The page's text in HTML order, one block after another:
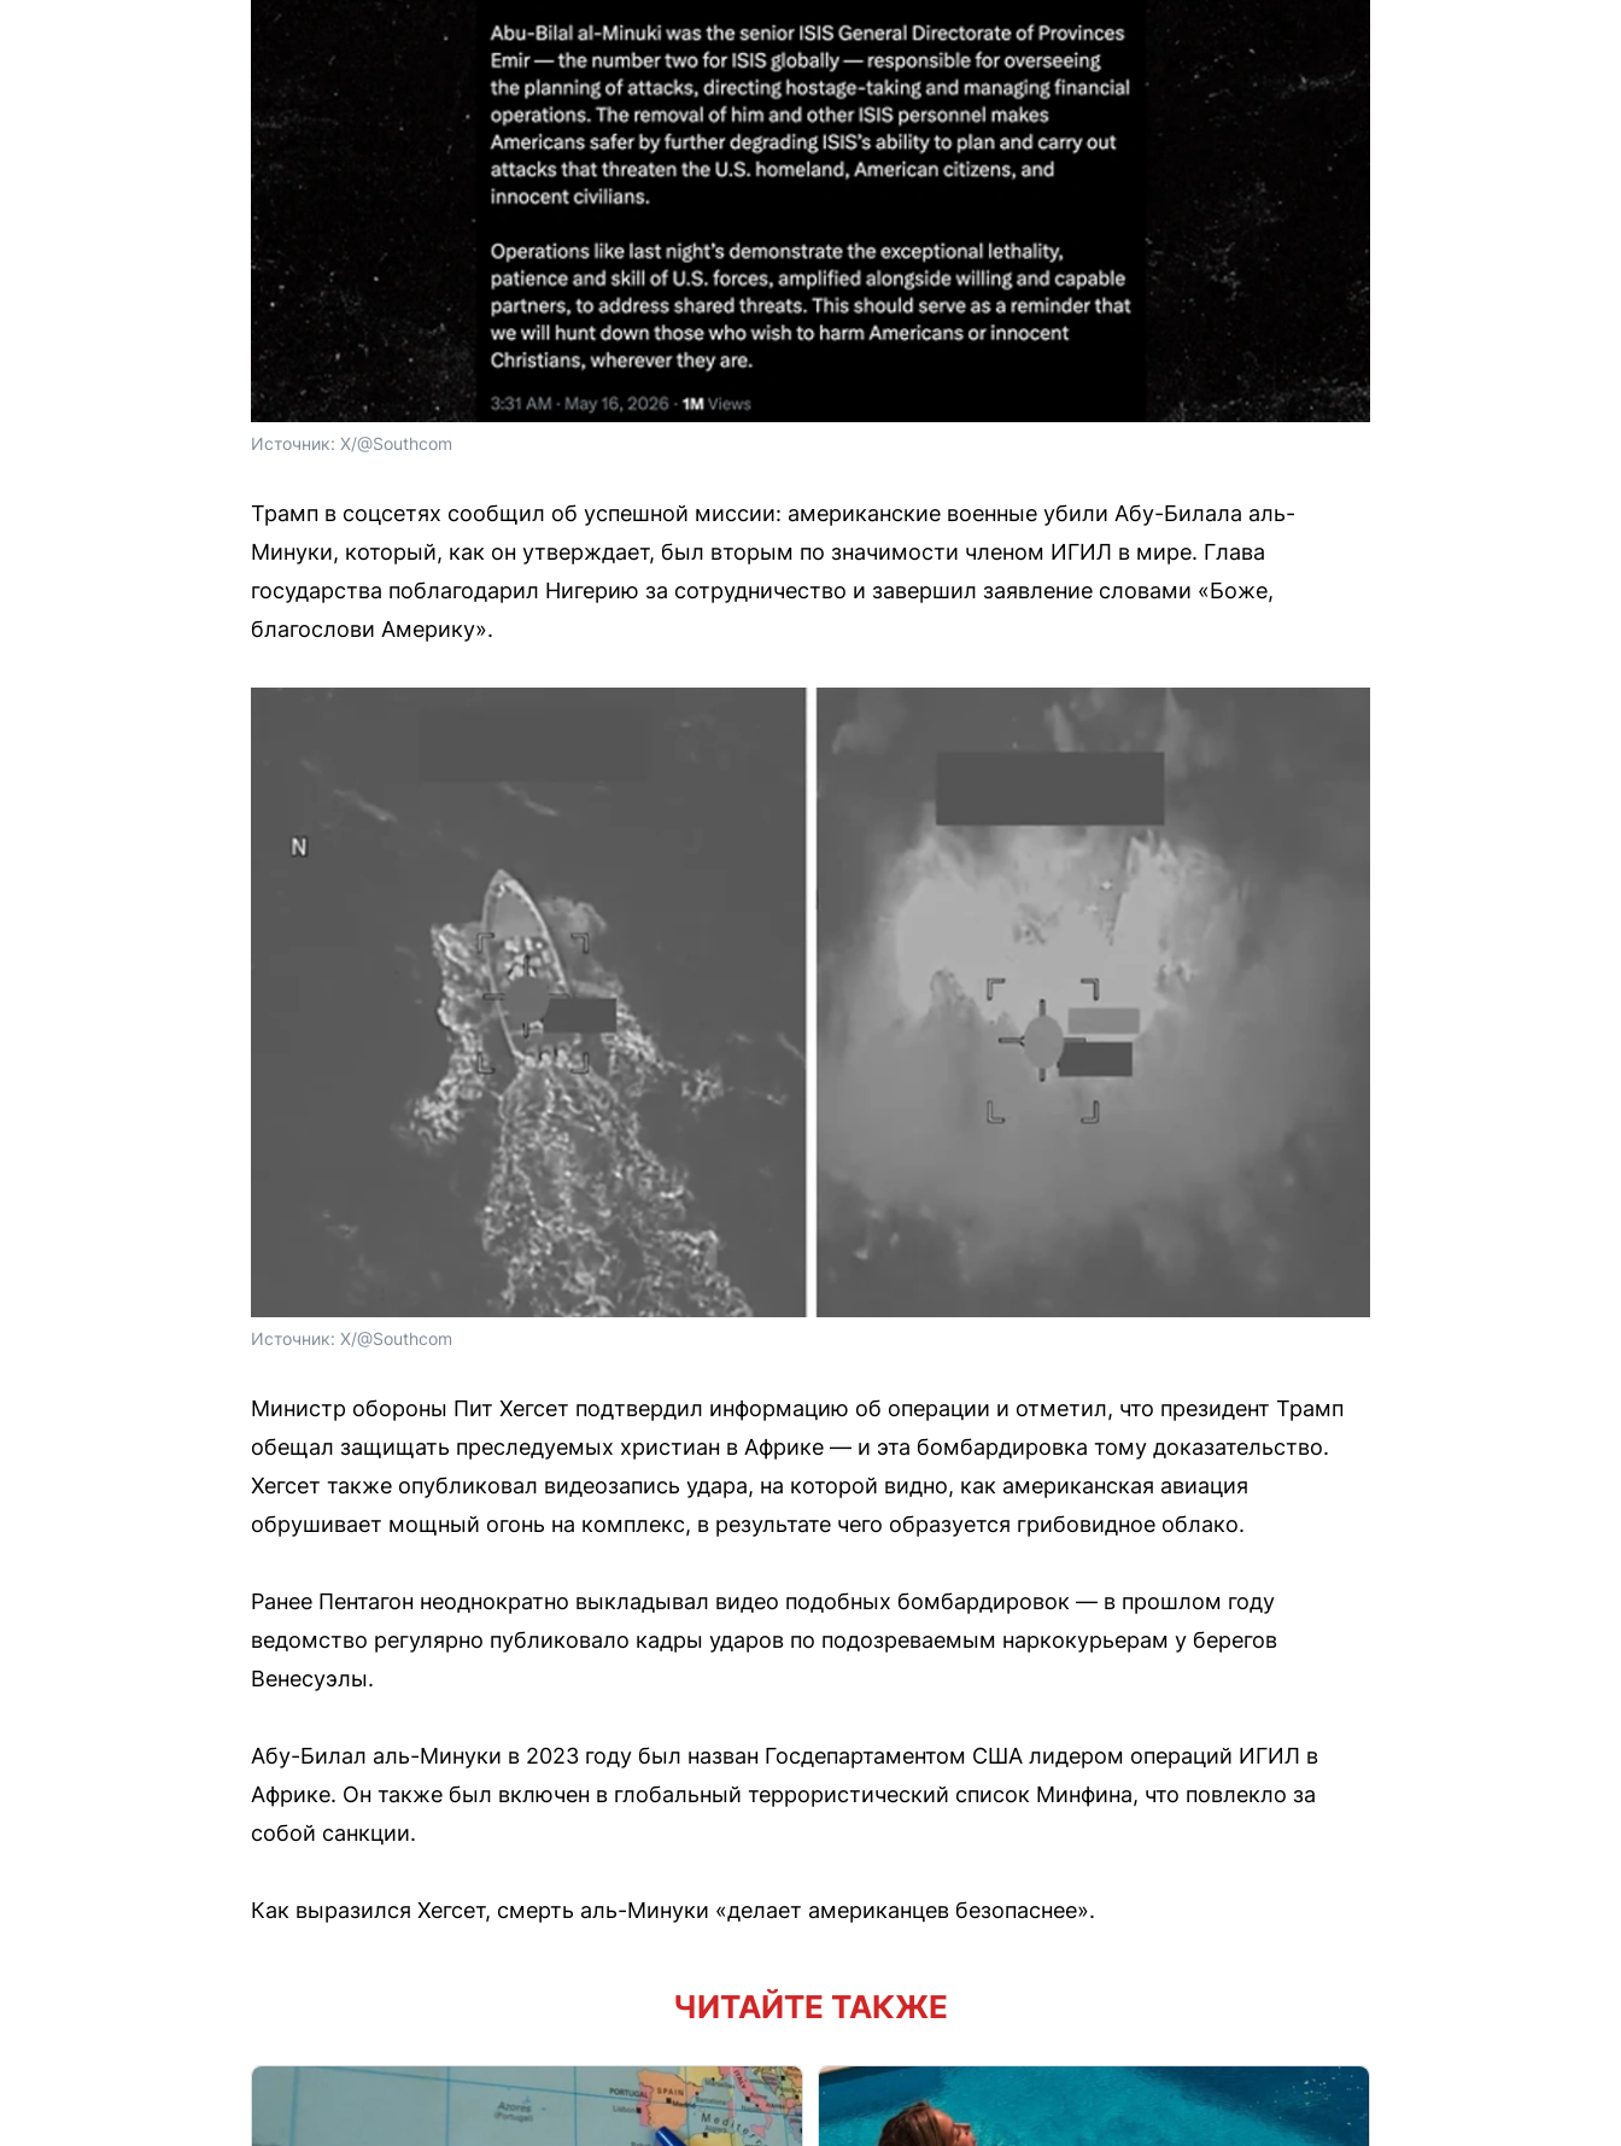
Источник: X/@Southcom
Трамп в соцсетях сообщил об успешной миссии: американские военные убили Абу-Билала аль-
Минуки, который, как он утверждает, был вторым по значимости членом ИГИЛ в мире. Глава
государства поблагодарил Нигерию за сотрудничество и завершил заявление словами «Боже,
благослови Америку».
Источник: X/@Southcom
Министр обороны Пит Хегсет подтвердил информацию об операции и отметил, что президент Трамп
обещал защищать преследуемых христиан в Африке — и эта бомбардировка тому доказательство.
Хегсет также опубликовал видеозапись удара, на которой видно, как американская авиация
обрушивает мощный огонь на комплекс, в результате чего образуется грибовидное облако.
Ранее Пентагон неоднократно выкладывал видео подобных бомбардировок — в прошлом году
ведомство регулярно публиковало кадры ударов по подозреваемым наркокурьерам у берегов
Венесуэлы.
Абу-Билал аль-Минуки в 2023 году был назван Госдепартаментом США лидером операций ИГИЛ в
Африке. Он также был включен в глобальный террористический список Минфина, что повлекло за
собой санкции.
Как выразился Хегсет, смерть аль-Минуки «делает американцев безопаснее».
ЧИТАЙТЕ ТАКЖЕ